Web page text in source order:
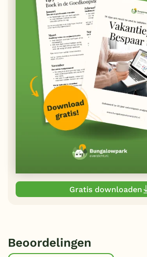
Gratis downloaden
Beoordelingen